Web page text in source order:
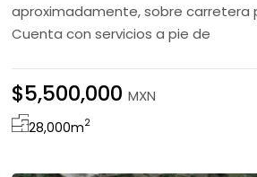
aproximadamente, sobre carretera
Cuenta con servicios a pie de
$5,500,000MXN
28,000m2